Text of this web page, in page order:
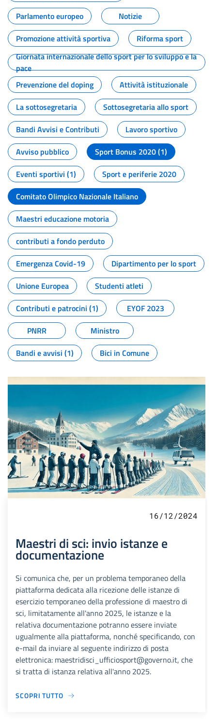
Parlamento europeo
Notizie
Promozione attività sportiva
Riforma sport
Giornata internazionale dello sport per lo sviluppo e la
pace
Prevenzione del doping
Attività istituzionale
La sottosegretaria
Sottosegretaria allo sport
Bandi Avvisi e Contributi
Lavoro sportivo
Avviso pubblico
Sport Bonus 2020 (1)
Eventi sportivi (1)
Sport e periferie 2020
Comitato Olimpico Nazionale Italiano
Maestri educazione motoria
contributi a fondo perduto
Emergenza Covid-19
Dipartimento per lo sport
Unione Europea
Studenti atleti
Contributi e patrocini (1)
EYOF 2023
PNRR
Ministro
Bandi e avvisi (1)
Bici in Comune
16/12/2024
Maestri di sci: invio istanze e
documentazione
Si comunica che, per un problema temporaneo della
piattaforma dedicata alla ricezione delle istanze di
esercizio temporaneo della professione di maestro di
sci, limitatamente all'anno 2025, le istanze e la
relativa documentazione potranno essere inviate
ugualmente alla piattaforma, nonché specificando, con
e-mail da inviare al seguente indirizzo di posta
elettronica: maestridisci_ufficiosport@governo.it, che
si tratta di istanza relativa all'anno 2025.
SCOPRI TUTTO